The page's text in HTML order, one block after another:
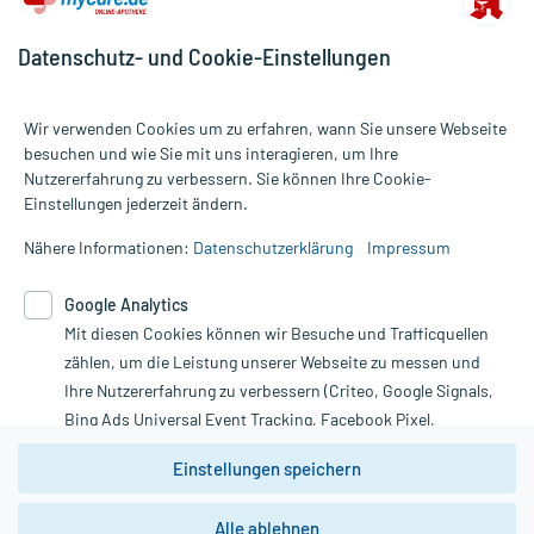
Alle Preise gelten inkl. MwSt., ggf. zzgl. Versandkosten
Informationen auf dieser Website werden ausschließlich für
die Untersuchung und Behandlung durch einen Arzt. Bitte
Therapien eingeleitet werden können. | Diese Webseite benutzt
Google Analytics. Lesen Sie bitte dazu die wichtigen Hinweise in
unserer Datenschutzerklärung. Für den Widerruf einer Bestellung
nutzen Sie das Formular:
Vertrag widerrufen
*Hinweise zu unseren Aktionen und Bewertungen
Datenschutz- und Cookie-Einstellungen
Wir verwenden Cookies um zu erfahren, wann Sie unsere Webseite
besuchen und wie Sie mit uns interagieren, um Ihre
Nutzererfahrung zu verbessern. Sie können Ihre Cookie-
Einstellungen jederzeit ändern.
Nähere Informationen: Datenschutzerklärung Impressum
Google Analytics
Mit diesen Cookies können wir Besuche und Trafficquellen
zählen, um die Leistung unserer Webseite zu messen und
Ihre Nutzererfahrung zu verbessern (Criteo, Google Signals,
Bing Ads Universal Event Tracking, Facebook Pixel,
Youtube-Social Plugin).
Wir weisen darauf hin, dass die
Einstellungen speichern
Alle ablehnen